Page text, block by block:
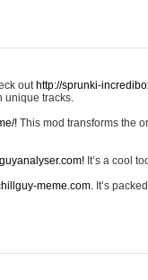
out http://sprunki-
unique tracks.
! This mod transforms the
It’s a cool
meme.com. It’s